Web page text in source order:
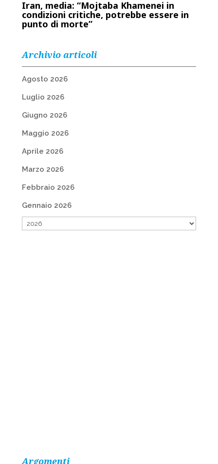
Iran, media: “Mojtaba Khamenei in
condizioni critiche, potrebbe essere in
punto di morte”
Archivio articoli
Agosto 2026
Luglio 2026
Giugno 2026
Maggio 2026
Aprile 2026
Marzo 2026
Febbraio 2026
Gennaio 2026
Argomenti